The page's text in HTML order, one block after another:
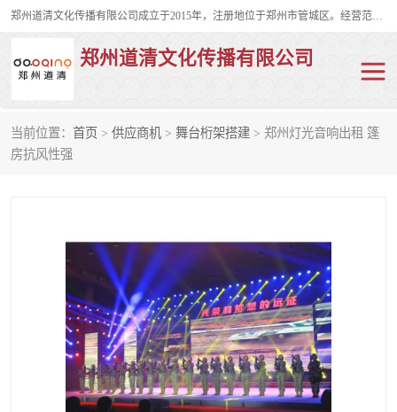
郑州道清文化传播有限公司成立于2015年，注册地位于郑州市管城区。经营范围包括会议及展览服务、庆典礼仪策划、企业形象策划、企业管理咨询、计算机图文设计、制作等。主要产品服务有：舞台桁架搭建，背景板搭建，灯光音响，雷亚舞台搭建、龙门架搭建、会议桌椅租赁、灯光音响租赁、空飘出租、气柱拱门租赁、喷绘写真制作、kt板制作。
郑州道清文化传播有限公司
当前位置： 首页 > 供应商机 > 舞台桁架搭建 > 郑州灯光音响出租 篷
房抗风性强
舞台桁架搭建
活动策划 truss架出租
场地布置
背景板搭建 雷亚舞台搭建
龙门架搭建 会议桌椅租赁